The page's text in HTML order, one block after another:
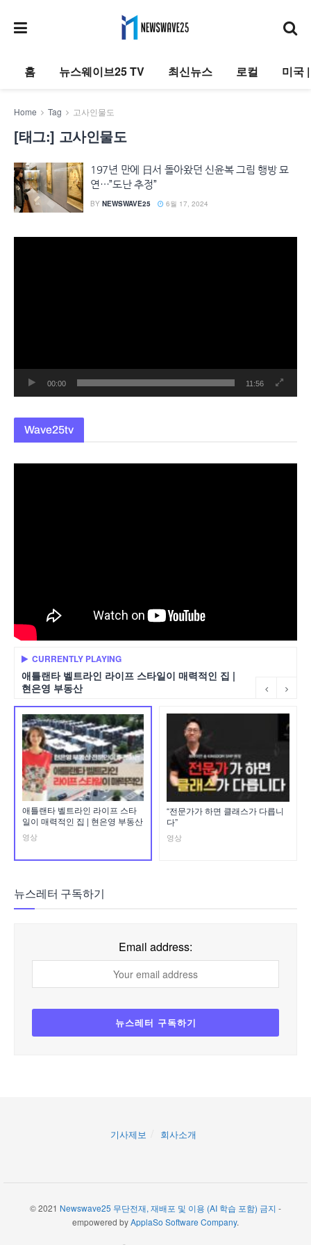
홈 뉴스웨이브25 TV 최신뉴스 로컬 미국
Home Tag 고사인물도
[태그:] 고사인물도
197년 만에 日서 돌아왔던 신윤복 그림 행방 묘
연…”도난 추정”
BY NEWSWAVE25 6월 17, 2024
00:00 11:56
Wave25tv
CURRENTLY PLAYING
애틀랜타 벨트라인 라이프 스타일이 매력적인 집 |
현은영 부동산
애틀랜타 벨트라인 라이프 스타
일이 매력적인 집 | 현은영 부동산
영상
“전문가가 하면 클래스가 다릅니
다”
영상
뉴스레터 구독하기
Email address:
기사제보 회사소개
© 2021 Newswave25 무단전재, 재배포 및 이용 (AI 학습 포함) 금지 -
empowered byApplaSo Software Company.